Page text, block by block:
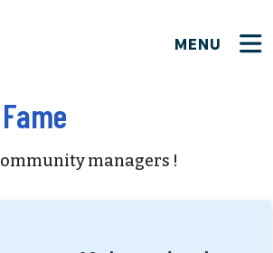
MENU
managers !
!
PARTICIPATION
vous proposer ?
tweets